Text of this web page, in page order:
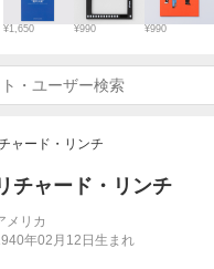
¥1,650 ¥990 ¥990
ャード・リンチ
チャード・リンチ
メリカ
年02月12日生まれ